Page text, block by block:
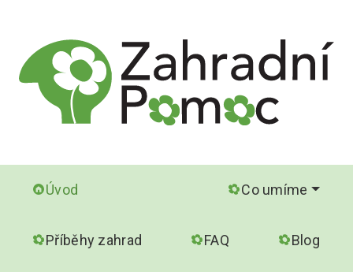
Úvod Co umíme
Příběhy zahrad FAQ Blog